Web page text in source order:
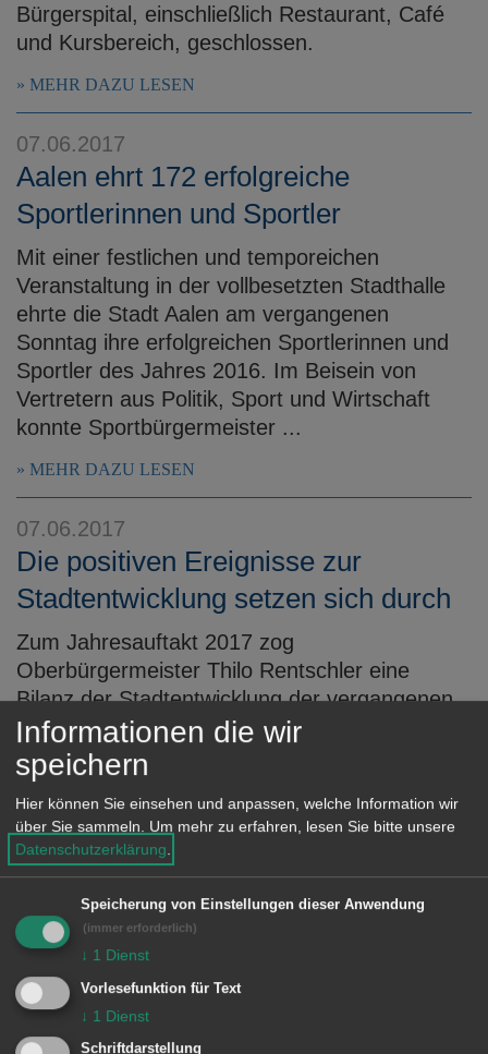
Bürgerspital, einschließlich Restaurant, Café
und Kursbereich, geschlossen.
MEHR DAZU LESEN
07.06.2017
Aalen ehrt 172 erfolgreiche
Sportlerinnen und Sportler
Mit einer festlichen und temporeichen
Veranstaltung in der vollbesetzten Stadthalle
ehrte die Stadt Aalen am vergangenen
Sonntag ihre erfolgreichen Sportlerinnen und
Sportler des Jahres 2016. Im Beisein von
Vertretern aus Politik, Sport und Wirtschaft
konnte Sportbürgermeister ...
MEHR DAZU LESEN
07.06.2017
Die positiven Ereignisse zur
Stadtentwicklung setzen sich durch
Zum Jahresauftakt 2017 zog
Oberbürgermeister Thilo Rentschler eine
Bilanz der Stadtentwicklung der vergangenen
drei Jahre und stellte gleichzeitig die Projekte
und Ziele für die Zukunft vor.
MEHR DAZU LESEN
07.06.2017
außer Betrieb
Ampelanlage an der Kreuzung Stuttgarter
Straße/Friedrichstraße/ Julius-Bausch-Straße
Informationen die wir
speichern
Hier können Sie einsehen und anpassen, welche Information wir
über Sie sammeln.
Um mehr zu erfahren, lesen Sie bitte unsere
Datenschutzerklärung
Speicherung von Einstellungen dieser Anwendung
(immer erforderlich)
↓ 1 Dienst
Vorlesefunktion für Text
↓ 1 Dienst
Schriftdarstellung